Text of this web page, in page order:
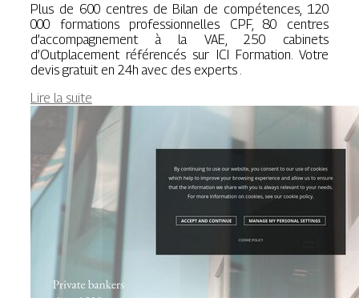
Plus de 600 centres de Bilan de compétences, 120
000 formations professionnelles CPF, 80 centres
d’accompagnement à la VAE, 250 cabinets
d’Outplacement référencés sur ICI Formation. Votre
devis gratuit en 24h avec des experts .
Lire la suite